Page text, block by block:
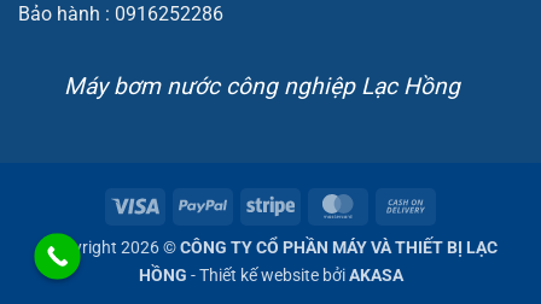
Bảo hành : 0916252286
Máy bơm nước công nghiệp Lạc Hồng
Visa PayPal Stripe MasterCard
On
Delivery
Copyright 2026 ©CÔNG TY CỔ PHẦN MÁY VÀ THIẾT BỊ LẠC
HỒNG - Thiết kế website bởiAKASA